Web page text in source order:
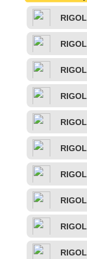
RIGOL
RIGOL
RIGOL
RIGOL
RIGOL
RIGOL
RIGOL
RIGOL
RIGOL
RIGOL